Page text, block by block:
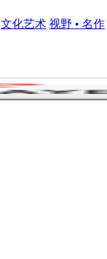
文化艺术 视野 • 名作